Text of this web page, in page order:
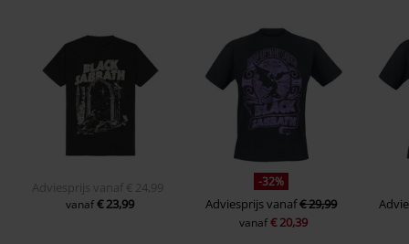
Adviesprijs vanaf € 24,99
vanaf€ 23,99
-32%
Adviesprijsvanaf€ 29,99
vanaf€ 20,39